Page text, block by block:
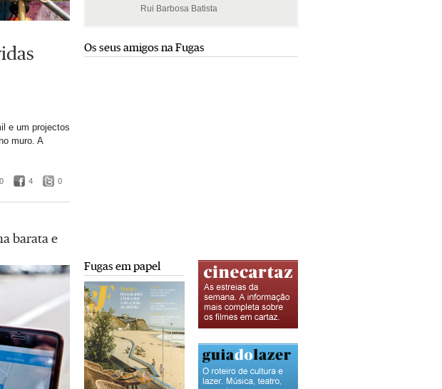
e um projectos
muro. A
0 4 0
barata e
Rui Barbosa Batista
Os seus amigos na Fugas
Fugas em papel